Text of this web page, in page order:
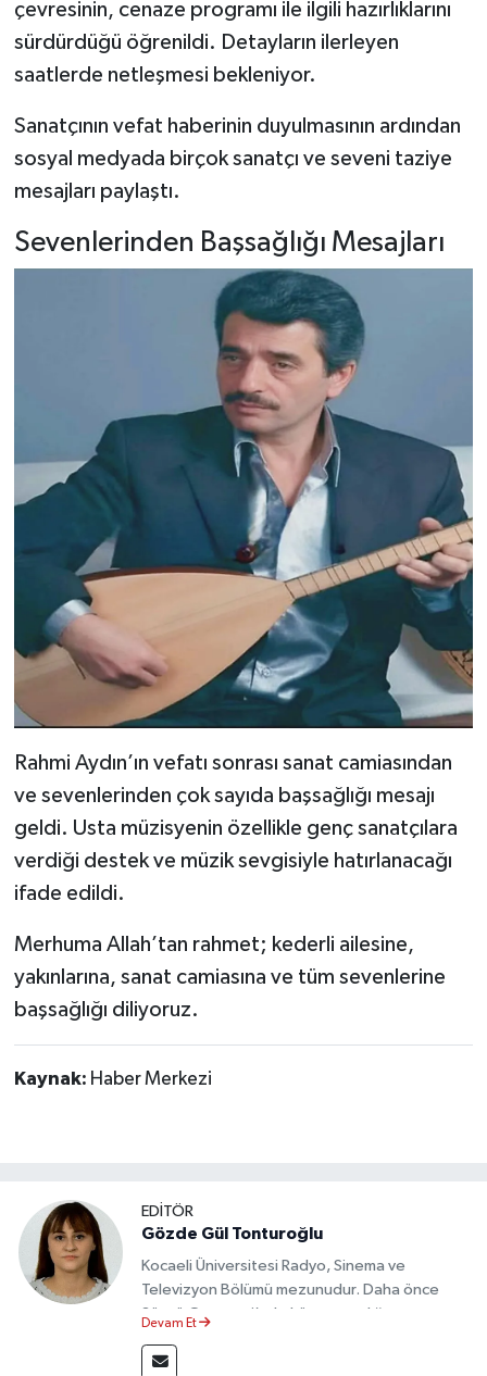
çevresinin, cenaze programı ile ilgili hazırlıklarını
sürdürdüğü öğrenildi. Detayların ilerleyen
saatlerde netleşmesi bekleniyor.
Sanatçının vefat haberinin duyulmasının ardından
sosyal medyada birçok sanatçı ve seveni taziye
mesajları paylaştı.
Sevenlerinden Başsağlığı Mesajları
Rahmi Aydın’ın vefatı sonrası sanat camiasından
ve sevenlerinden çok sayıda başsağlığı mesajı
geldi. Usta müzisyenin özellikle genç sanatçılara
verdiği destek ve müzik sevgisiyle hatırlanacağı
ifade edildi.
Merhuma Allah’tan rahmet; kederli ailesine,
yakınlarına, sanat camiasına ve tüm sevenlerine
başsağlığı diliyoruz.
Kaynak: Haber Merkezi
EDİTÖR
Gözde Gül Tonturoğlu
Kocaeli Üniversitesi Radyo, Sinema ve
Televizyon Bölümü mezunudur. Daha önce
Sözcü Gazetesi’nde köşe yazarlığı yapmış ve
Devam Et